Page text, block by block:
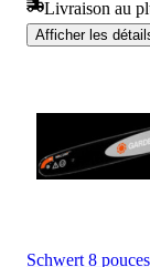
Livraison au
Afficher les
Schwert 8